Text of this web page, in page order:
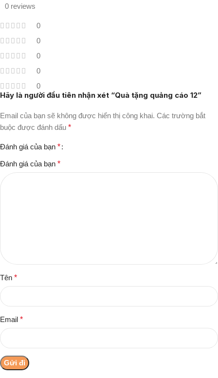
0 reviews
0
0
0
0
0
Hãy là người đầu tiên nhận xét “Quà tặng quảng cáo 12”
Email của bạn sẽ không được hiển thị công khai. Các trường bắt
buộc được đánh dấu *
Đánh giá của bạn *
Đánh giá của bạn *
Tên *
Email *